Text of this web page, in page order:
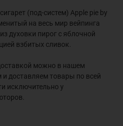
(под-систем) Apple pie by
на весь мир вейпинга
духовки пирог с яблочной
взбитых сливок.
можно в нашем
доставляем товары по всей
исключительно у